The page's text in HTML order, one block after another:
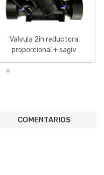
Valvula 2in reductora
proporcional + sagiv
COMENTARIOS